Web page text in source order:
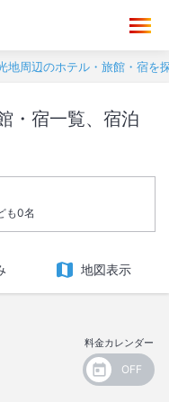
地周辺のホテル・旅館・宿を
・宿一覧、宿泊
も0名
地図表示
料金カレンダー